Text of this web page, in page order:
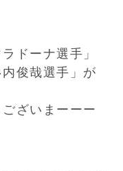
ドーナ選手」
俊哉選手」が
ざいまーーー